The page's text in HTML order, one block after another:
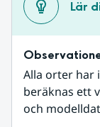
Lär
Alla orter har
beräknas ett
och